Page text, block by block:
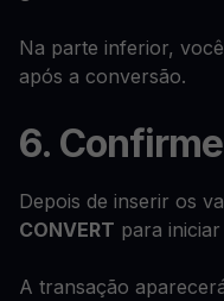
Na parte inferior,
após a conversão.
6.
Depois de inserir os
CONVERT para
A transação